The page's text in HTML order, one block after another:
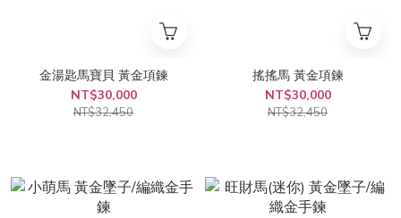
金湯匙馬寶貝 黃金項鍊
NT$30,000
NT$32,450
搖搖馬 黃金項鍊
NT$30,000
NT$32,450